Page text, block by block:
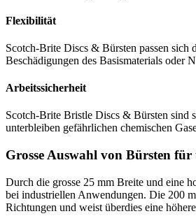
Flexibilität
Scotch-Brite Discs & Bürsten passen
Beschädigungen des Basismaterials oder
Arbeitssicherheit
Scotch-Brite Bristle Discs & Bürsten sind
unterbleiben gefährlichen chemischen
Grosse Auswahl von Bürsten
Durch die grosse 25 mm Breite und eine
bei industriellen Anwendungen. Die 200
Richtungen und weist überdies eine